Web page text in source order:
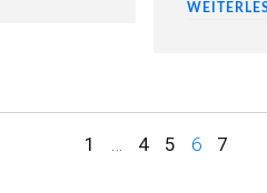
Page
1 … Page
4 Page
5 Page
6 Page
7